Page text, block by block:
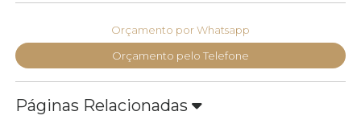
Orçamento por Whatsapp
Orçamento pelo Telefone
Páginas Relacionadas